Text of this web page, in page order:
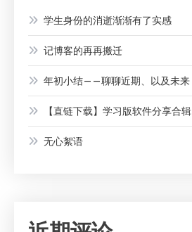
学生身份的消逝渐渐有了实感
记博客的再再搬迁
年初小结——聊聊近期、以及未来
【直链下载】学习版软件分享合辑
无心絮语